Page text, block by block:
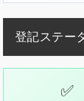
登記ステー
✅